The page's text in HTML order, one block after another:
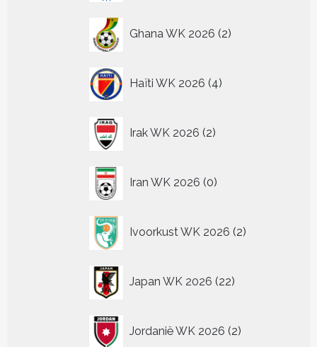
Ghana WK 2026 2
producten
Haïti WK 2026 4
producten
Irak WK 2026 2
producten
Iran WK 2026 0
producten
Ivoorkust WK 2026 2
producten
Japan WK 2026 22
producten
Jordanië WK 2026 2
producten